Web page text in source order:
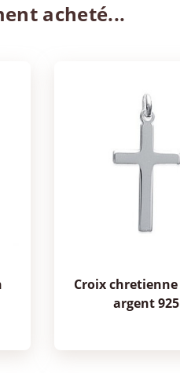
acheté...
croix chretienne gm en
argent 925